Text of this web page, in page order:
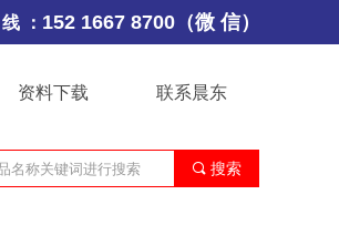
： 152 1667 8700（微 信）
资料下载 联系晨东
끠 搜索